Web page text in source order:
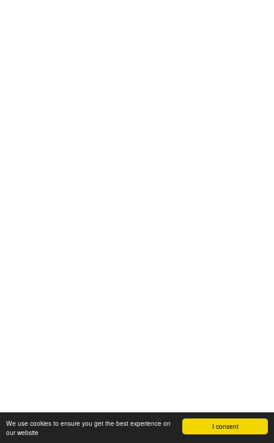
I consent
We use cookies to ensure you get the best experience on
our website